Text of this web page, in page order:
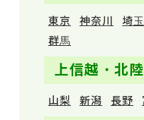
東京 神奈川 埼玉
群馬
上信越・北陸
山梨 新潟 長野